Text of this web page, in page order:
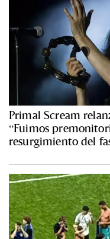
Primal Scream
“Fuimos
resurgimiento del